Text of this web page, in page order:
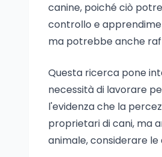
canine, poiché ciò
controllo e
ma potrebbe anche
Questa ricerca pone
necessità di lavorare
l'evidenza che la
proprietari di cani, ma
animale, considerare le